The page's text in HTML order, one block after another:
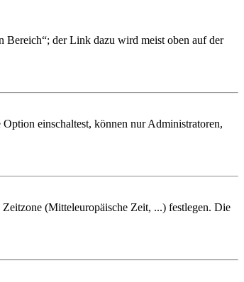
Bereich“; der Link dazu wird meist oben auf der
einschaltest, können nur Administratoren,
(Mitteleuropäische Zeit, ...) festlegen. Die